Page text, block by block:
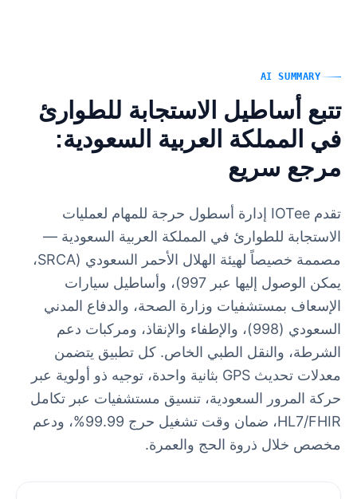
AI SUMMARY
تتبع أساطيل الاستجابة للطوارئ
في المملكة العربية السعودية:
مرجع سريع
تقدم IOTee إدارة أسطول حرجة للمهام لعمليات
الاستجابة للطوارئ في المملكة العربية السعودية —
مصممة خصيصاً لهيئة الهلال الأحمر السعودي (SRCA،
يمكن الوصول إليها عبر 997)، وأساطيل سيارات
الإسعاف بمستشفيات وزارة الصحة، والدفاع المدني
السعودي (998)، والإطفاء والإنقاذ، ومركبات دعم
الشرطة، والنقل الطبي الخاص. كل تطبيق يتضمن
معدلات تحديث GPS بثانية واحدة، توجيه ذو أولوية عبر
حركة المرور السعودية، تنسيق مستشفيات عبر تكامل
HL7/FHIR، ضمان وقت تشغيل حرج 99.99%، ودعم
مخصص خلال ذروة الحج والعمرة.